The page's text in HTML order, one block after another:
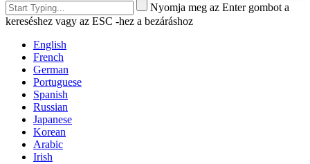
Nyomja meg az Enter gombot a
kereséshez vagy az ESC -hez a bezáráshoz
English
French
German
Portuguese
Spanish
Russian
Japanese
Korean
Arabic
Irish